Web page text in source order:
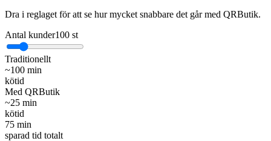
Dra i reglaget för att se hur mycket snabbare det går med QRButik.
Antal kunder100 st
Traditionellt
~100 min
kötid
Med QRButik
~25 min
kötid
75 min
sparad tid totalt